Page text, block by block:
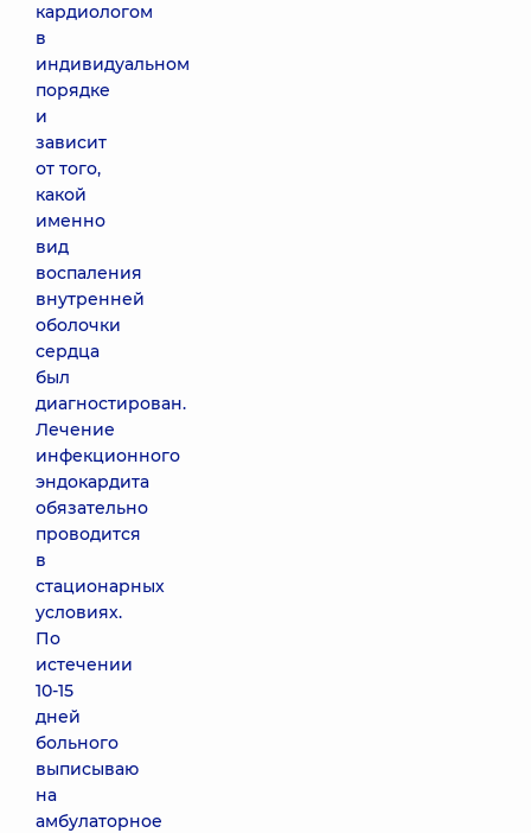
кардиологом
в
индивидуальном
порядке
и
зависит
от того,
какой
именно
вид
воспаления
внутренней
оболочки
сердца
был
диагностирован.
Лечение
инфекционного
эндокардита
обязательно
проводится
в
стационарных
условиях.
По
истечении
10-15
дней
больного
выписываю
на
амбулаторное